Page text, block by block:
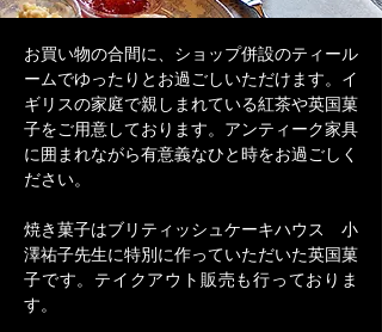
お買い物の合間に、ショップ併設のティール
ームでゆったりとお過ごしいただけます。イ
ギリスの家庭で親しまれている紅茶や英国菓
子をご用意しております。アンティーク家具
に囲まれながら有意義なひと時をお過ごしく
ださい。​
焼き菓子はブリティッシュケーキハウス 小
澤祐子先生に特別に作っていただいた英国菓
子です。 テイクアウト販売も行っておりま
す。